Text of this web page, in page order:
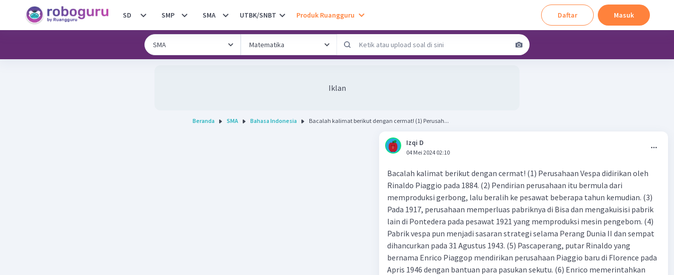
SD SMP SMA UTBK/SNBT Produk Ruangguru Daftar Masuk
Iklan
Beranda SMA Bahasa Indonesia Bacalah kalimat berikut dengan cermat! (1) Perusah...
Izqi D
04 Mei 2024 02:10
Bacalah kalimat berikut dengan cermat! (1) Perusahaan Vespa didirikan oleh
Rinaldo Piaggio pada 1884. (2) Pendirian perusahaan itu bermula dari
memproduksi gerbong, lalu beralih ke pesawat beberapa tahun kemudian. (3)
Pada 1917, perusahaan memperluas pabriknya di Bisa dan mengakuisisi pabrik
lain di Pontedera pada pesawat 1921 yang memproduksi mesin pengebom. (4)
Pabrik vespa pun menjadi sasaran strategi selama Perang Dunia II dan sempat
dihancurkan pada 31 Agustus 1943. (5) Pascaperang, putar Rinaldo yang
bernama Enrico Piaggop mendirikan perusahaan Piaggio baru di Florence pada
Apris 1946 dengan bantuan para pasukan sekutu. (6) Enrico memerintahkan